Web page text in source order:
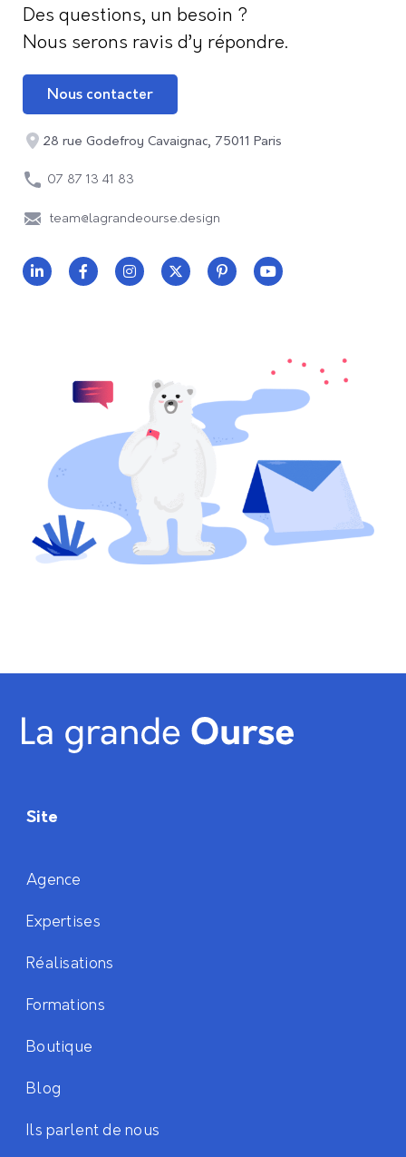
Des questions, un besoin ?
Nous serons ravis d’y répondre.
Nous contacter
28 rue Godefroy Cavaignac, 75011 Paris
07 87 13 41 83
team@lagrandeourse.design
Site
Agence
Expertises
Réalisations
Formations
Boutique
Blog
Ils parlent de nous